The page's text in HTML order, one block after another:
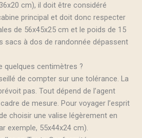
cm), il doit être considéré
principal et doit donc respecter
de 56x45x25 cm et le poids de 15
sacs à dos de randonnée dépassent
quelques centimètres ?
de compter sur une tolérance. La
pas. Tout dépend de l’agent
de mesure. Pour voyager l’esprit
choisir une valise légèrement en
exemple, 55x44x24 cm).